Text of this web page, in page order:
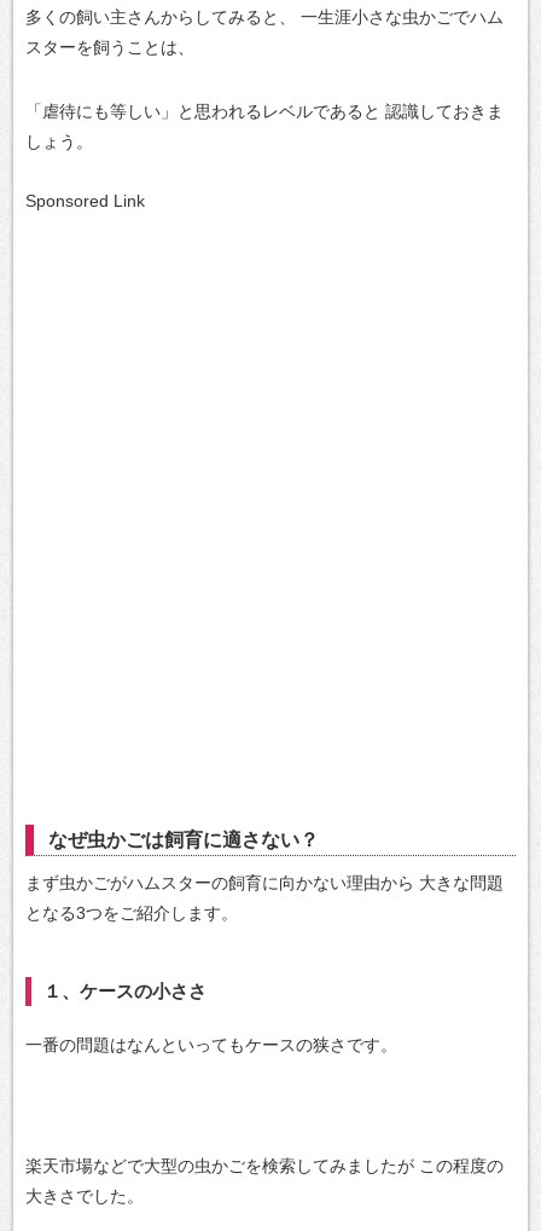
多くの飼い主さんからしてみると、
一生涯小さな虫かごでハム
スターを飼うことは、
「虐待にも等しい」と思われるレベルであると 認識しておきま
しょう。
Sponsored Link
なぜ虫かごは飼育に適さない？
まず虫かごがハムスターの飼育に向かない理由から 大きな問題
となる3つをご紹介します。
１、ケースの小ささ
一番の問題はなんといってもケースの狭さです。
楽天市場などで大型の虫かごを検索してみましたが この程度の
大きさでした。